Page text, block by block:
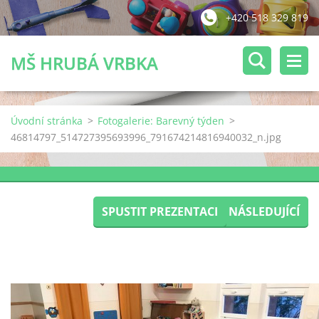
+420 518 329 819
MŠ HRUBÁ VRBKA
Úvodní stránka > Fotogalerie: Barevný týden >
46814797_514727395693996_791674214816940032_n.jpg
SPUSTIT PREZENTACI NÁSLEDUJÍCÍ